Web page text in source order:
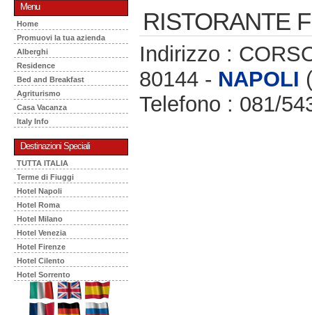
Menu
Home
Promuovi la tua azienda
Alberghi
Residence
Bed and Breakfast
Agriturismo
Casa Vacanza
Italy Info
Destinazioni Speciali
TUTTA ITALIA
Terme di Fiuggi
Hotel Napoli
Hotel Roma
Hotel Milano
Hotel Venezia
Hotel Firenze
Hotel Cilento
Hotel Sorrento
RISTORANTE
Indirizzo :
80144 - NAPOLI
Telefono : 081/